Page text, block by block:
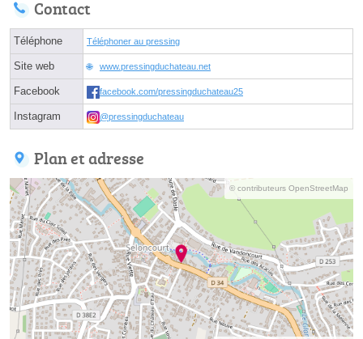
Contact
Téléphone Téléphoner au pressing
Site web www.pressingduchateau.net
Facebook facebook.com/pressingduchateau25
Instagram @pressingduchateau
Plan et adresse
© contributeurs OpenStreetMap